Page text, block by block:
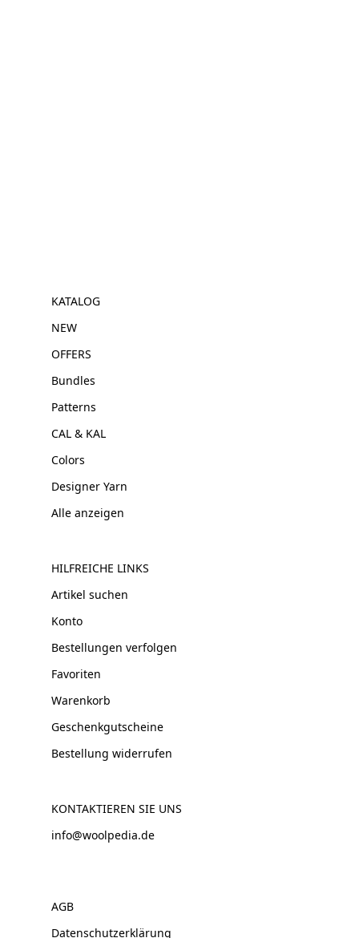
KATALOG
NEW
OFFERS
Bundles
Patterns
CAL & KAL
Colors
Designer Yarn
Alle anzeigen
HILFREICHE LINKS
Artikel suchen
Konto
Bestellungen verfolgen
Favoriten
Warenkorb
Geschenkgutscheine
Bestellung widerrufen
KONTAKTIEREN SIE UNS
info@woolpedia.de
AGB
Datenschutzerklärung